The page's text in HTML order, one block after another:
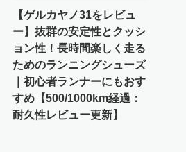
【ゲルカヤノ31をレビュ
ー】抜群の安定性とクッシ
ョン性！長時間楽しく走る
ためのランニングシューズ
｜初心者ランナーにもおす
すめ【500/1000km経過：
耐久性レビュー更新】